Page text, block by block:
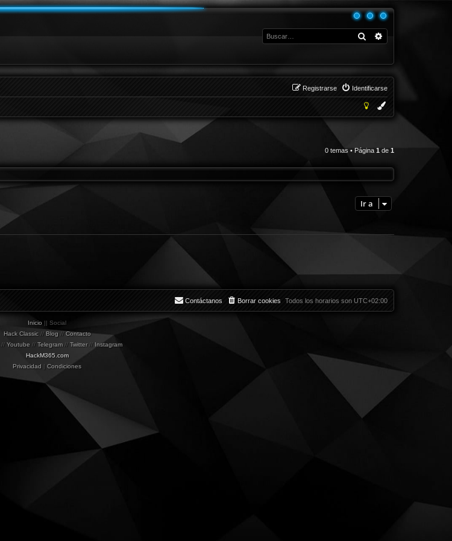
Buscar
Identificarse
Registrarse
0 temas • Página 1 de 1
Ir a
Todos los horarios son UTC+02:00
Borrar cookies
Contáctanos
Inicio || Social
Hack Classic// Blog// Contacto
// Youtube // Telegram// Twitter// Instagram
HackM365.com
Privacidad | Condiciones